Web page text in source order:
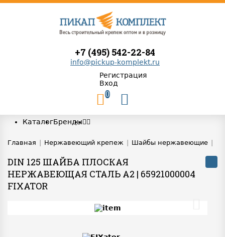
+7 (495) 542-22-84
info@pickup-komplekt.ru
Регистрация
Вход
0
КаталогБренды
Главная Нержавеющий крепеж Шайбы нержавеющие
DIN 125 ШАЙБА ПЛОСКАЯ
НЕРЖАВЕЮЩАЯ СТАЛЬ A2 | 65921000004
FIXATOR